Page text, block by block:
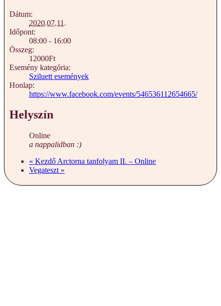
Dátum:
2020.07.11.
Időpont:
08:00 - 16:00
Összeg:
12000Ft
Esemény kategória:
Sziluett események
Honlap:
https://www.facebook.com/events/546536112654665/
Helyszín
Online
a nappalidban :)
« Kezdő Arctorna tanfolyam II. – Online
Vegateszt »